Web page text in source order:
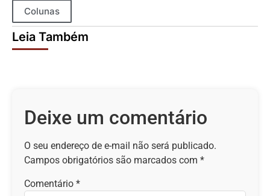
Colunas
Leia Também
Deixe um comentário
O seu endereço de e-mail não será publicado.
Campos obrigatórios são marcados com *
Comentário *